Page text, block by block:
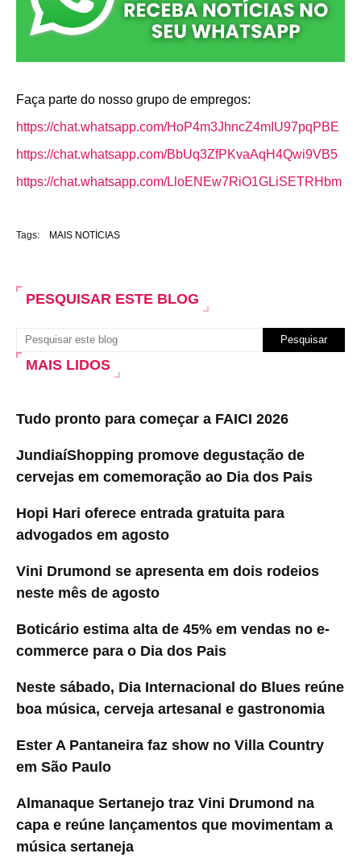
Faça parte do nosso grupo de empregos:
https://chat.whatsapp.com/HoP4m3JhncZ4mIU97pqPBE
https://chat.whatsapp.com/BbUq3ZfPKvaAqH4Qwi9VB5
https://chat.whatsapp.com/LloENEw7RiO1GLiSETRHbm
Tags: MAIS NOTÍCIAS
PESQUISAR ESTE BLOG
MAIS LIDOS
Tudo pronto para começar a FAICI 2026
JundiaíShopping promove degustação de
cervejas em comemoração ao Dia dos Pais
Hopi Hari oferece entrada gratuita para
advogados em agosto
Vini Drumond se apresenta em dois rodeios
neste mês de agosto
Boticário estima alta de 45% em vendas no e-
commerce para o Dia dos Pais
Neste sábado, Dia Internacional do Blues reúne
boa música, cerveja artesanal e gastronomia
Ester A Pantaneira faz show no Villa Country
em São Paulo
Almanaque Sertanejo traz Vini Drumond na
capa e reúne lançamentos que movimentam a
música sertaneja